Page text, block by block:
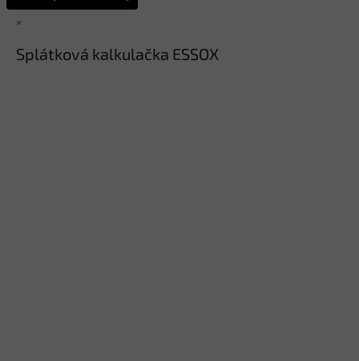
×
Splátková kalkulačka ESSOX